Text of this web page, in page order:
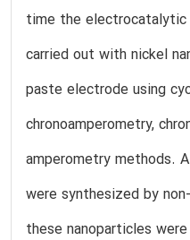
time the electrocatalytic
carried out with nickel
paste electrode using
chronoamperometry,
amperometry methods.
were synthesized by
these nanoparticles